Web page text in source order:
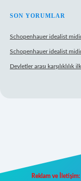
SON YORUMLAR
Schopenhauer idealist
Schopenhauer idealist
Devletler arası karşılıklılık
Reklam ve İletişim: